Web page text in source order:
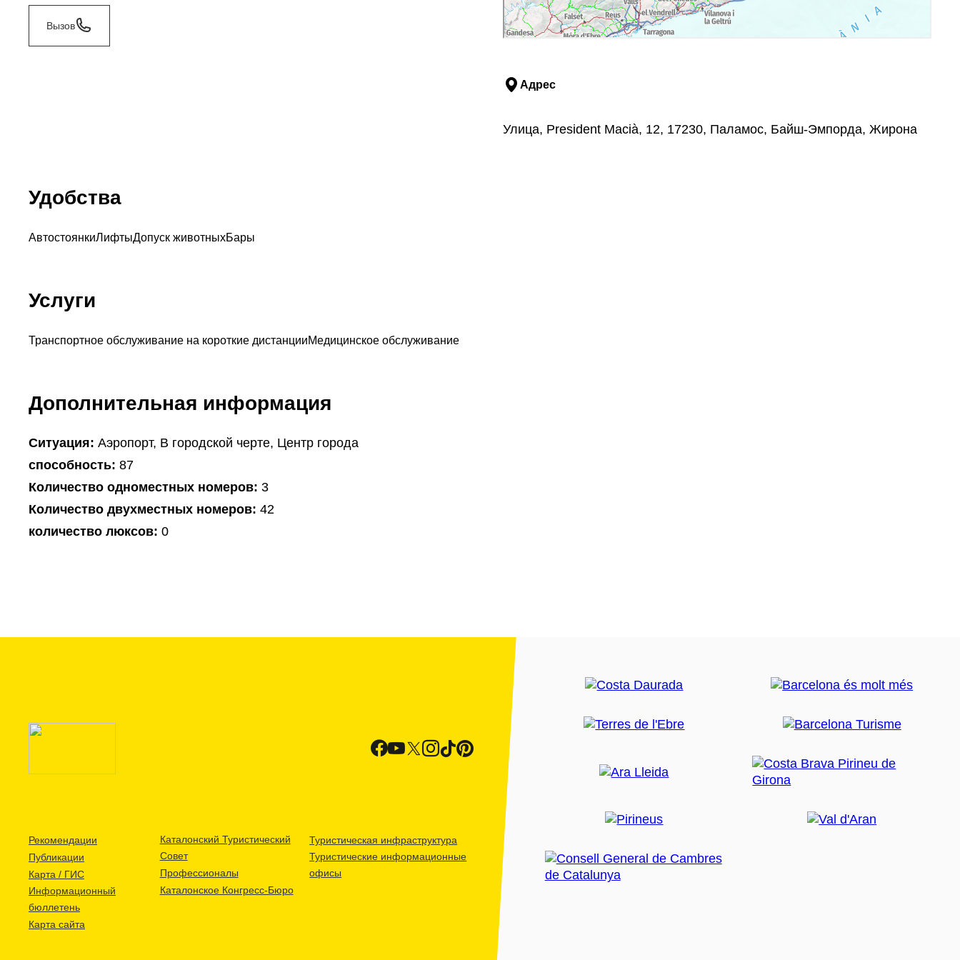
Вызов
Адрес
Улица, President Macià, 12, 17230, Паламос, Байш-Эмпорда, Жирона
Удобства
АвтостоянкиЛифтыДопуск животныхБары
Услуги
Транспортное обслуживание на короткие дистанцииМедицинское обслуживание
Дополнительная информация
Ситуация: Аэропорт, В городской черте, Центр города
способность: 87
Количество одноместных номеров: 3
Количество двухместных номеров: 42
количество люксов: 0
Рекомендации
Публикации
Карта / ГИС
Информационный
бюллетень
Карта сайта
Каталонский Туристический
Совет
Профессионалы
Каталонское Конгресс-Бюро
Туристическая инфраструктура
Туристические информационные
офисы